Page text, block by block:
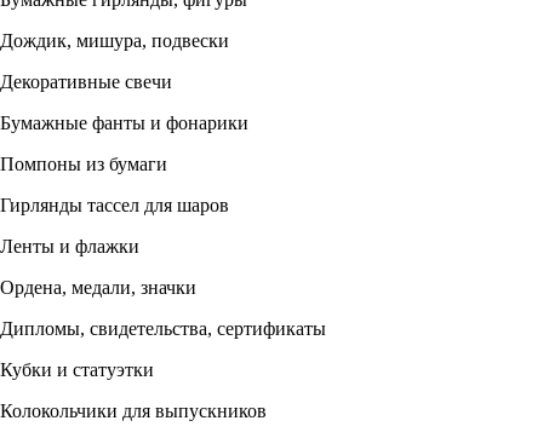
Дождик, мишура, подвески
Декоративные свечи
Бумажные фанты и фонарики
Помпоны из бумаги
Гирлянды тассел для шаров
Ленты и флажки
Ордена, медали, значки
Дипломы, свидетельства, сертификаты
Кубки и статуэтки
Колокольчики для выпускников